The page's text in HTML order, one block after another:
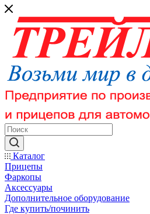
Каталог
Прицепы
Фаркопы
Аксессуары
Дополнительное оборудование
Где купить/починить